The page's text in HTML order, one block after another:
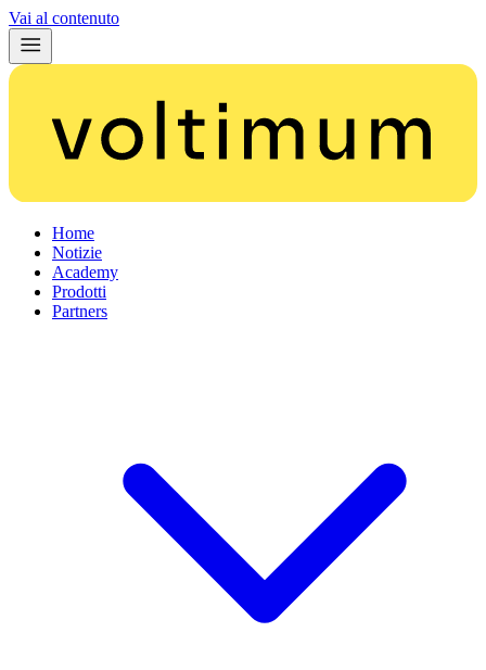
Vai al contenuto
Home
Notizie
Academy
Prodotti
Partners